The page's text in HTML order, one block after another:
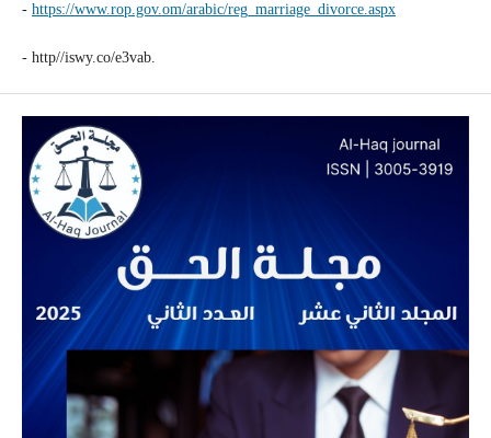
- https://www.rop.gov.om/arabic/reg_marriage_divorce.aspx
- http//iswy.co/e3vab.